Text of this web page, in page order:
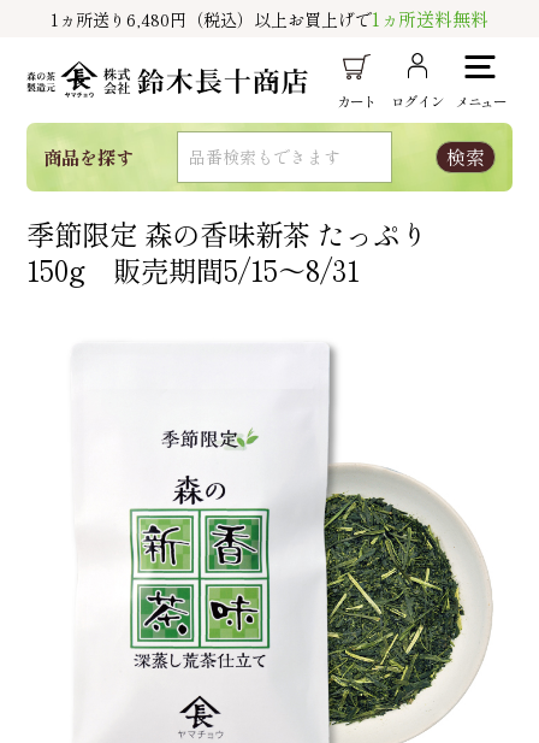
1ヵ所送り6,480円（税込）以上お買上げで1ヵ所送料無料
カート ログイン メニュー
商品を探す
季節限定 森の香味新茶 たっぷり
150g 販売期間5/15～8/31